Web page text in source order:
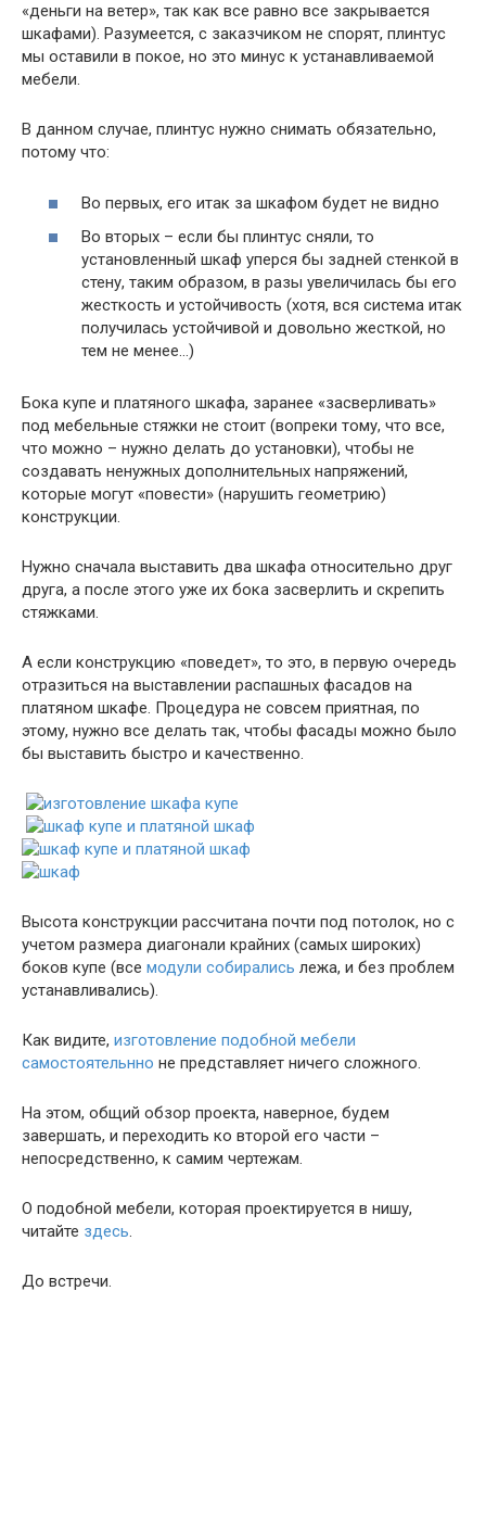
«деньги на ветер», так как все равно все закрывается
шкафами). Разумеется, с заказчиком не спорят, плинтус
мы оставили в покое, но это минус к устанавливаемой
мебели.
В данном случае, плинтус нужно снимать обязательно,
потому что:
Во первых, его итак за шкафом будет не видно
Во вторых – если бы плинтус сняли, то
установленный шкаф уперся бы задней стенкой в
стену, таким образом, в разы увеличилась бы его
жесткость и устойчивость (хотя, вся система итак
получилась устойчивой и довольно жесткой, но
тем не менее…)
Бока купе и платяного шкафа, заранее «засверливать»
под мебельные стяжки не стоит (вопреки тому, что все,
что можно – нужно делать до установки), чтобы не
создавать ненужных дополнительных напряжений,
которые могут «повести» (нарушить геометрию)
конструкции.
Нужно сначала выставить два шкафа относительно друг
друга, а после этого уже их бока засверлить и скрепить
стяжками.
А если конструкцию «поведет», то это, в первую очередь
отразиться на выставлении распашных фасадов на
платяном шкафе. Процедура не совсем приятная, по
этому, нужно все делать так, чтобы фасады можно было
бы выставить быстро и качественно.
Высота конструкции рассчитана почти под потолок, но с
учетом размера диагонали крайних (самых широких)
боков купе (все модули собирались лежа, и без проблем
устанавливались).
Как видите, изготовление подобной мебели
самостоятельнно не представляет ничего сложного.
На этом, общий обзор проекта, наверное, будем
завершать, и переходить ко второй его части –
непосредственно, к самим чертежам.
О подобной мебели, которая проектируется в нишу,
читайте здесь.
До встречи.